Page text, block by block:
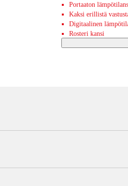
Portaaton
Kaksi erillistä
Digitaalinen
Rosteri kansi